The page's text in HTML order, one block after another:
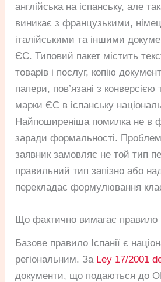
англійська на іспанську, але
виникає з французькими,
італійськими та іншими
ЄС. Типовий пакет містить
товарів і послуг, копію
папери, пов’язані з конверсією
марки ЄС в іспанську
Найпоширеніша помилка не в
заради формальності.
заявник замовляє не той тип
правильний тип запізно або
перекладає формулювання
Що фактично вимагає правило в
Базове правило Іспанії є
регіональним. За Ley 17/2001
документи, що подаються до